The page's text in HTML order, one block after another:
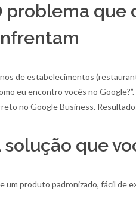
problema que
de estabelecimentos
eu encontro vocês no
no Google Business.
solução que
um produto padronizado, fácil de